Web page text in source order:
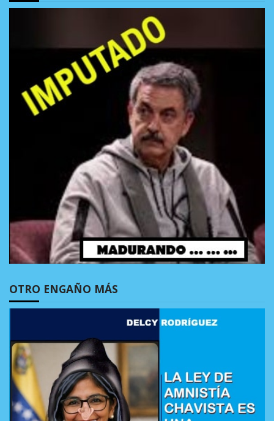
OTRO ENGAÑO MÁS